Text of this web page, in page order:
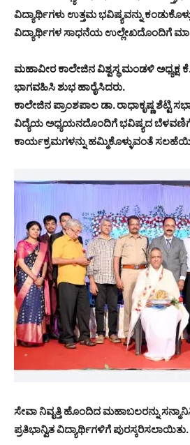
ವಿದ್ಯಾರ್ಥಿಗಳು ಉತ್ತಮ ಭವಿಷ್ಯವನ್ನು
ವಿದ್ಯಾರ್ಥಿಗಳ ಸಾಧನೆಯ ಉಲ್ಲೇಖದೊಂದಿಗೆ
ಮಹಾವೀರ ಕಾಲೇಜಿನ ವಿಶ್ವಸ್ಥ ಮಂಡಳಿ
ಭಾಗವಹಿಸಿ ಶುಭ ಹಾರೈಸಿದರು.
ಕಾಲೇಜಿನ ಪ್ರಾಂಶಪಾಲ ಡಾ. ರಾಧಾಕೃಷ್ಣ ಶೆಟ್ಟಿ
ವಿದ್ಯೆಯ ಅಧ್ಯಯನದೊಂದಿಗೆ ಭವಿಷ್ಯದ
ಕಾರ್ಯಕ್ರಮಗಳನ್ನು ಹಮ್ಮಿಕೊಳ್ಳುವಂತೆ
ಸೇವಾ ನಿವೃತ್ತಿ ಹೊಂದಿದ ಮಹಾಬಲರನ್ನು
ಪ್ರತಿಭಾನ್ವಿತ ವಿದ್ಯಾರ್ಥಿಗಳಿಗೆ ಪುರಸ್ಕರಿಸಲಾಯಿತು.